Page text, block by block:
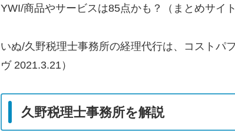
YWI/商品やサービスは85点かも？（まとめサイ
いぬ/久野税理士事務所の経理代行は、コストパ
ヴ 2021.3.21）
久野税理士事務所を解説